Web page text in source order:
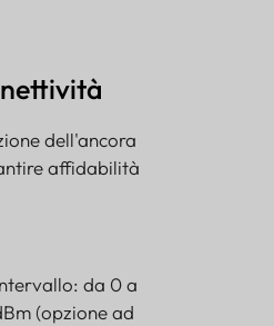
dell'ancora
affidabilità
da 0 a
(opzione ad